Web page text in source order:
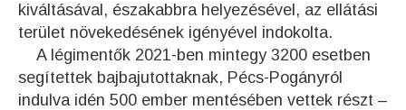
kiváltásával, északabbra helyezésével, az ellátási
terület növekedésének igényével indokolta.
A légimentők 2021-ben mintegy 3200 esetben
segítettek bajbajutottaknak, Pécs-Pogányról
indulva idén 500 ember mentésében vettek részt –